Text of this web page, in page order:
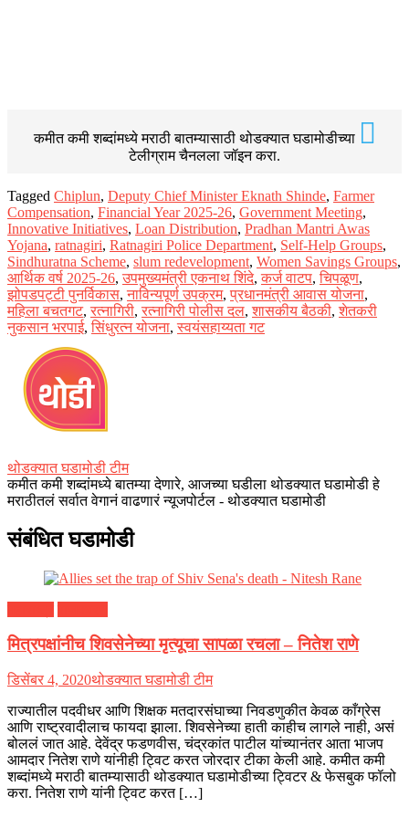
कमीत कमी शब्दांमध्ये मराठी बातम्यासाठी थोडक्यात घडामोडीच्या
टेलीग्राम चैनलला जॉइन करा.
Tagged Chiplun, ​​Deputy Chief Minister Eknath Shinde, Farmer
Compensation, Financial Year 2025-26, Government Meeting,
Innovative Initiatives, Loan Distribution, Pradhan Mantri Awas
Yojana, ratnagiri, Ratnagiri Police Department, Self-Help Groups,
Sindhuratna Scheme, slum redevelopment, Women Savings Groups,
आर्थिक वर्ष 2025-26,उपमुख्यमंत्री एकनाथ शिंदे,कर्ज वाटप,चिपळूण,
झोपडपट्टी पुनर्विकास,नाविन्यपूर्ण उपक्रम,प्रधानमंत्री आवास योजना,
महिला बचतगट,रत्नागिरी,रत्नागिरी पोलीस दल,शासकीय बैठकी,शेतकरी
नुकसान भरपाई,सिंधुरत्न योजना,स्वयंसहाय्यता गट
थोडक्यात घडामोडी टीम
कमीत कमी शब्दांमध्ये बातम्या देणारे, आजच्या घडीला थोडक्यात घडामोडी हे
मराठीतलं सर्वात वेगानं वाढणारं न्यूजपोर्टल - थोडक्यात घडामोडी
संबंधित घडामोडी
मित्रपक्षांनीच शिवसेनेच्या मृत्यूचा सापळा रचला – नितेश राणे
डिसेंबर 4, 2020थोडक्यात घडामोडी टीम
राज्यातील पदवीधर आणि शिक्षक मतदारसंघाच्या निवडणुकीत केवळ काँग्रेस
आणि राष्ट्रवादीलाच फायदा झाला. शिवसेनेच्या हाती काहीच लागले नाही, असं
बोललं जात आहे. देवेंद्र फडणवीस, चंद्रकांत पाटील यांच्यानंतर आता भाजप
आमदार नितेश राणे यांनीही ट्विट करत जोरदार टीका केली आहे. कमीत कमी
शब्दांमध्ये मराठी बातम्यासाठी थोडक्यात घडामोडीच्या ट्विटर & फेसबुक फॉलो
करा. नितेश राणे यांनी ट्विट करत […]